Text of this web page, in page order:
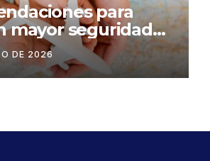
para
mayor seguridad
del Ecuador
DE 2026